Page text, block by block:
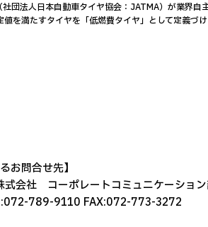
団法人日本自動車タイヤ協会：JATMA）が業界自
値を満たすタイヤを「低燃費タイヤ」として定義づ
お問合せ先】
式会社 コーポレートコミュニケーショ
789-9110 FAX:072-773-3272